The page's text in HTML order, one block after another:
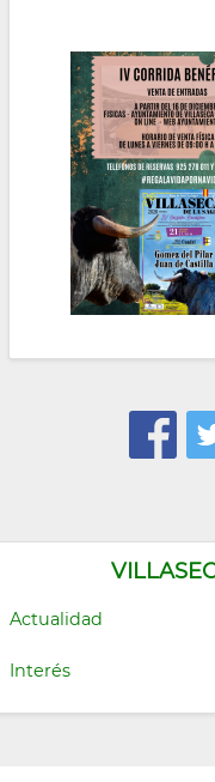
Actualidad
Interés